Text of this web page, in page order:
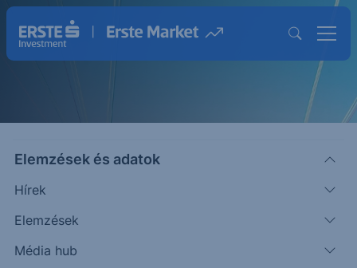
Elemzések és adatok
Hírek
Elemzések
Média hub
Strukturált Értékpapírok